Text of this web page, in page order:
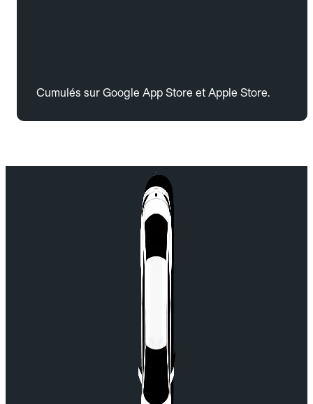
Cumulés sur Google App Store et Apple Store.